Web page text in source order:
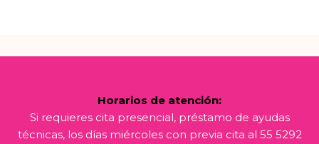
Horarios de atención:
Si requieres cita presencial, préstamo de ayudas
técnicas, los días miércoles con previa cita al 55 5292